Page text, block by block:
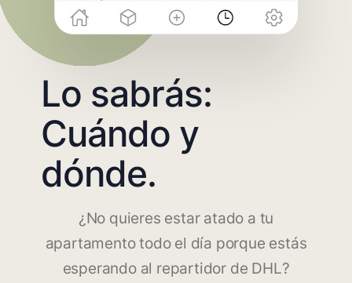
Lo sabrás:
Cuándo y
dónde.
¿No quieres estar atado a tu
apartamento todo el día porque estás
esperando al repartidor de DHL?